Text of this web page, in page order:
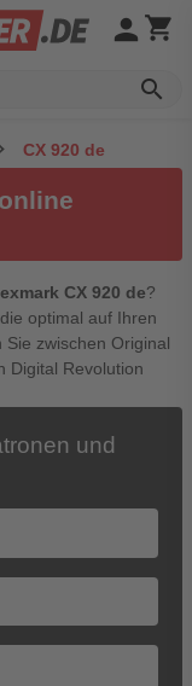
search
person shopping_cart
CX 920 de
CX 920 de?
optimal auf Ihren
zwischen Original
Digital Revolution
und